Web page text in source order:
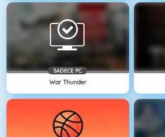
SADECE PC
War Thunder